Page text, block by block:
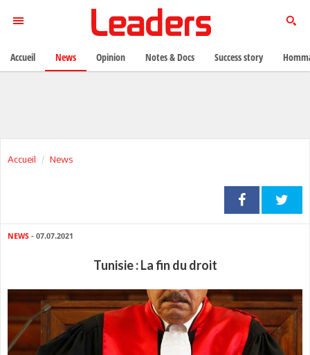
Accueil News
NEWS - 07.07.2021
Tunisie : La fin du droit
Accueil News Opinion Notes & Docs Success story